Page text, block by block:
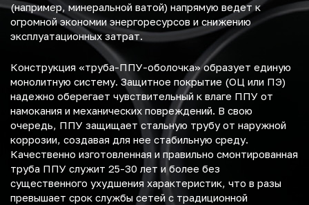
(например, минеральной ватой) напрямую ведет к
огромной экономии энергоресурсов и снижению
эксплуатационных затрат.
Конструкция «труба-ППУ-оболочка» образует единую
монолитную систему. Защитное покрытие (ОЦ или ПЭ)
надежно оберегает чувствительный к влаге ППУ от
намокания и механических повреждений. В свою
очередь, ППУ защищает стальную трубу от наружной
коррозии, создавая для нее стабильную среду.
Качественно изготовленная и правильно смонтированная
труба ППУ служит 25-30 лет и более без
существенного ухудшения характеристик, что в разы
превышает срок службы сетей с традиционной